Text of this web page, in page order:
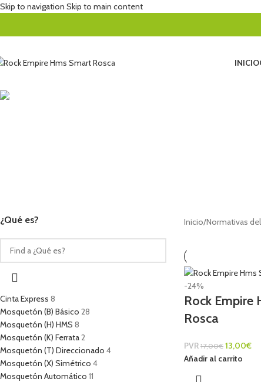
Skip to navigation Skip to main content
INICIO
EN 12275 tipo B
¿Qué es?
Cinta Express 8
Mosquetón (B) Básico 28
Mosquetón (H) HMS 8
Mosquetón (K) Ferrata2
Mosquetón (T) Direccionado 4
Mosquetón (X) Simétrico 4
Mosquetón Automático 11
Inicio/Normativas
-24%
Rock Empire
Rosca
PVR 17,00€ 13,00€
Añadir al carrito